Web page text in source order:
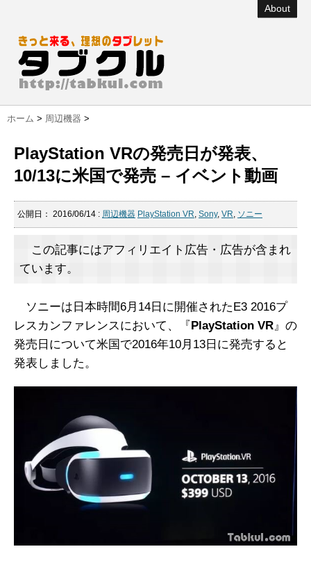
About
ホーム > 周辺機器 >
PlayStation VRの発売日が発表、
10/13に米国で発売 – イベント動画
公開日： 2016/06/14 : 周辺機器 PlayStation VR, Sony, VR, ソニー
この記事にはアフィリエイト広告・広告が含まれ
ています。
ソニーは日本時間6月14日に開催されたE3 2016プ
レスカンファレンスにおいて、『PlayStation VR』の
発売日について米国で2016年10月13日に発売すると
発表しました。